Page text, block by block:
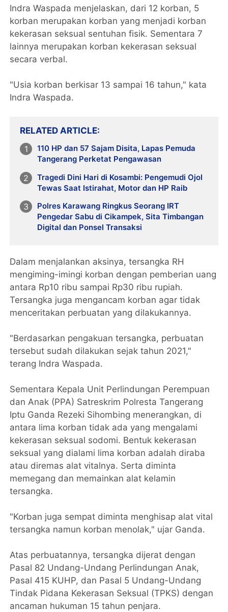
Indra Waspada menjelaskan, dari 12 korban, 5
korban merupakan korban yang menjadi korban
kekerasan seksual sentuhan fisik. Sementara 7
lainnya merupakan korban kekerasan seksual
secara verbal.
"Usia korban berkisar 13 sampai 16 tahun," kata
Indra Waspada.
RELATED ARTICLE
110 HP dan 57 Sajam Disita, Lapas Pemuda
Tangerang Perketat Pengawasan
Tragedi Dini Hari di Kosambi: Pengemudi Ojol
Tewas Saat Istirahat, Motor dan HP Raib
Polres Karawang Ringkus Seorang IRT
Pengedar Sabu di Cikampek, Sita Timbangan
Digital dan Ponsel Transaksi
Dalam menjalankan aksinya, tersangka RH
mengiming-imingi korban dengan pemberian uang
antara Rp10 ribu sampai Rp30 ribu rupiah.
Tersangka juga mengancam korban agar tidak
menceritakan perbuatan yang dilakukannya.
"Berdasarkan pengakuan tersangka, perbuatan
tersebut sudah dilakukan sejak tahun 2021,"
terang Indra Waspada.
Sementara Kepala Unit Perlindungan Perempuan
dan Anak (PPA) Satreskrim Polresta Tangerang
Iptu Ganda Rezeki Sihombing menerangkan, di
antara lima korban tidak ada yang mengalami
kekerasan seksual sodomi. Bentuk kekerasan
seksual yang dialami lima korban adalah diraba
atau diremas alat vitalnya. Serta diminta
memegang dan memainkan alat kelamin
tersangka.
"Korban juga sempat diminta menghisap alat vital
tersangka namun korban menolak," ujar Ganda.
Atas perbuatannya, tersangka dijerat dengan
Pasal 82 Undang-Undang Perlindungan Anak,
Pasal 415 KUHP, dan Pasal 5 Undang-Undang
Tindak Pidana Kekerasan Seksual (TPKS) dengan
ancaman hukuman 15 tahun penjara.